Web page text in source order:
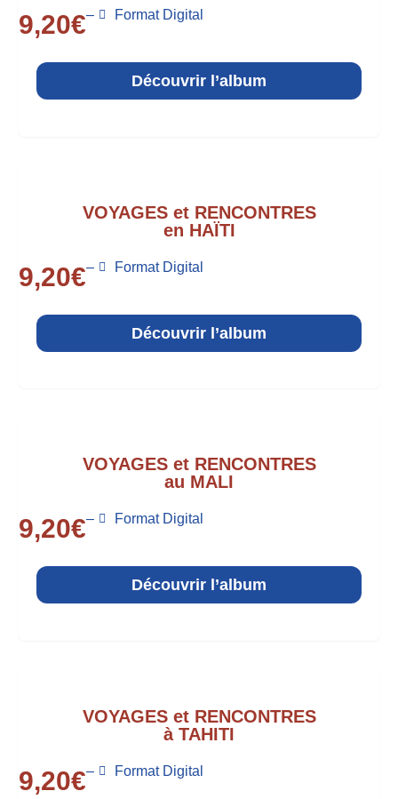
9,20€– Format Digital
Découvrir l’album
VOYAGES et RENCONTRES
en HAÏTI
9,20€– Format Digital
Découvrir l’album
VOYAGES et RENCONTRES
au MALI
9,20€– Format Digital
Découvrir l’album
VOYAGES et RENCONTRES
à TAHITI
9,20€– Format Digital